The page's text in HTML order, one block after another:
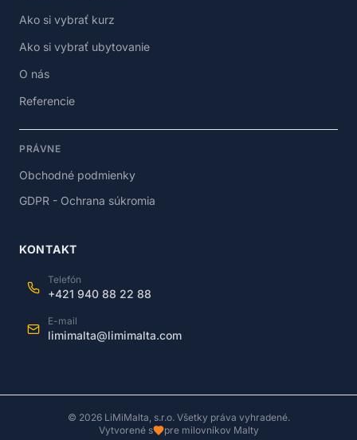
Ako si vybrať kurz
Ako si vybrať ubytovanie
O nás
Referencie
PRÁVNE
Obchodné podmienky
GDPR - Ochrana súkromia
KONTAKT
Telefón
+421 940 88 22 88
E-mail
limimalta@limimalta.com
© 2026LiMiMalta, s.r.o. Všetky práva vyhradené.
Vytvorené s
pre milovníkov Malty